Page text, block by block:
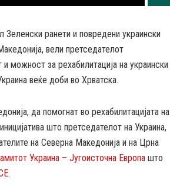
Зеленски ранети и повредени украински
вели претседателот
можност за рехабилитација на украински
веќе доби во Хрватска.
да помогнат во рехабилитацијата на
што претседателот на Украина,
на Северна Македонија и на Црна
Украина – Југоисточна Европа што
.